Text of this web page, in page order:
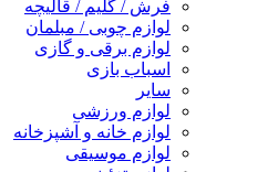
فرش / گلیم / قالیچه
لوازم چوبی / مبلمان
لوازم برقی و گازی
اسباب بازی
سایر
لوازم ورزشی
لوازم خانه و آشپزخانه
لوازم موسیقی